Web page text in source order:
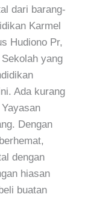
dari barang-
Karmel
Hudiono Pr,
yang
Ada kurang
Dengan
dengan
hiasan
buatan